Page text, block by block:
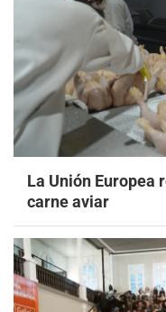
La Unión Europea
carne aviar